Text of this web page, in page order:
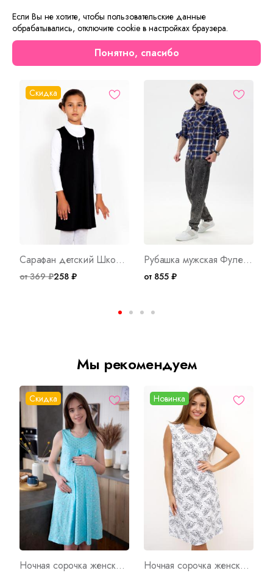
украшена атласными бантиками.
Сейчас на сайте смотрят
Скидка
Сарафан детский Школьный Д Арт. 3856
от 369 ₽258 ₽
Рубашка мужская Фуле Д/Р Арт. 176
от 855 ₽
Мы рекомендуем
Скидка
Ночная сорочка женская Созвездие А Арт. 7113
Новинка
Ночная сорочка женская Лав Арт. 10305
Если Вы не хотите, чтобы пользовательские данные
обрабатывались, отключите cookie в настройках браузера.
Понятно, спасибо